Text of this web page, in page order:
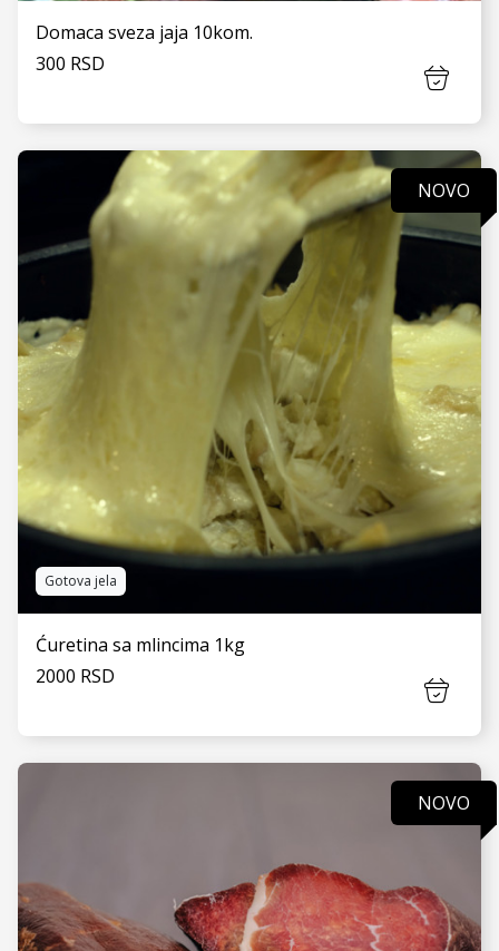
VIDI JOŠ
Domaca sveza jaja 10kom.
300 RSD
NOVO
Gotova jela
Ćuretina sa mlincima 1kg
2000 RSD
NOVO